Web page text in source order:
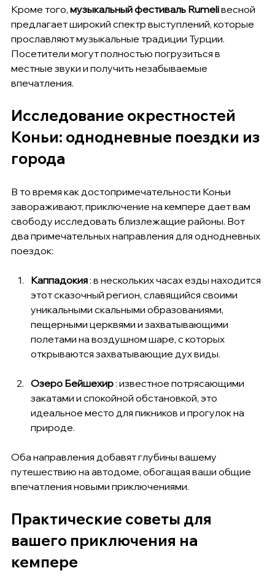
Кроме того, музыкальный фестиваль Rumeli весной
предлагает широкий спектр выступлений, которые
прославляют музыкальные традиции Турции.
Посетители могут полностью погрузиться в
местные звуки и получить незабываемые
впечатления.
Исследование окрестностей
Коньи: однодневные поездки из
города
В то время как достопримечательности Коньи
завораживают, приключение на кемпере дает вам
свободу исследовать близлежащие районы. Вот
два примечательных направления для однодневных
поездок:
Каппадокия : в нескольких часах езды находится
этот сказочный регион, славящийся своими
уникальными скальными образованиями,
пещерными церквями и захватывающими
полетами на воздушном шаре, с которых
открываются захватывающие дух виды.
Озеро Бейшехир : известное потрясающими
закатами и спокойной обстановкой, это
идеальное место для пикников и прогулок на
природе.
Оба направления добавят глубины вашему
путешествию на автодоме, обогащая ваши общие
впечатления новыми приключениями.
Практические советы для
вашего приключения на
кемпере